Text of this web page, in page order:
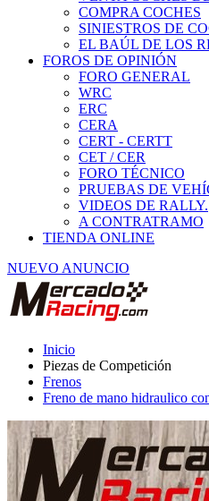
NUEVO ANUNCIO
Inicio
Piezas de Competición
Frenos
Freno de mano hidraulico